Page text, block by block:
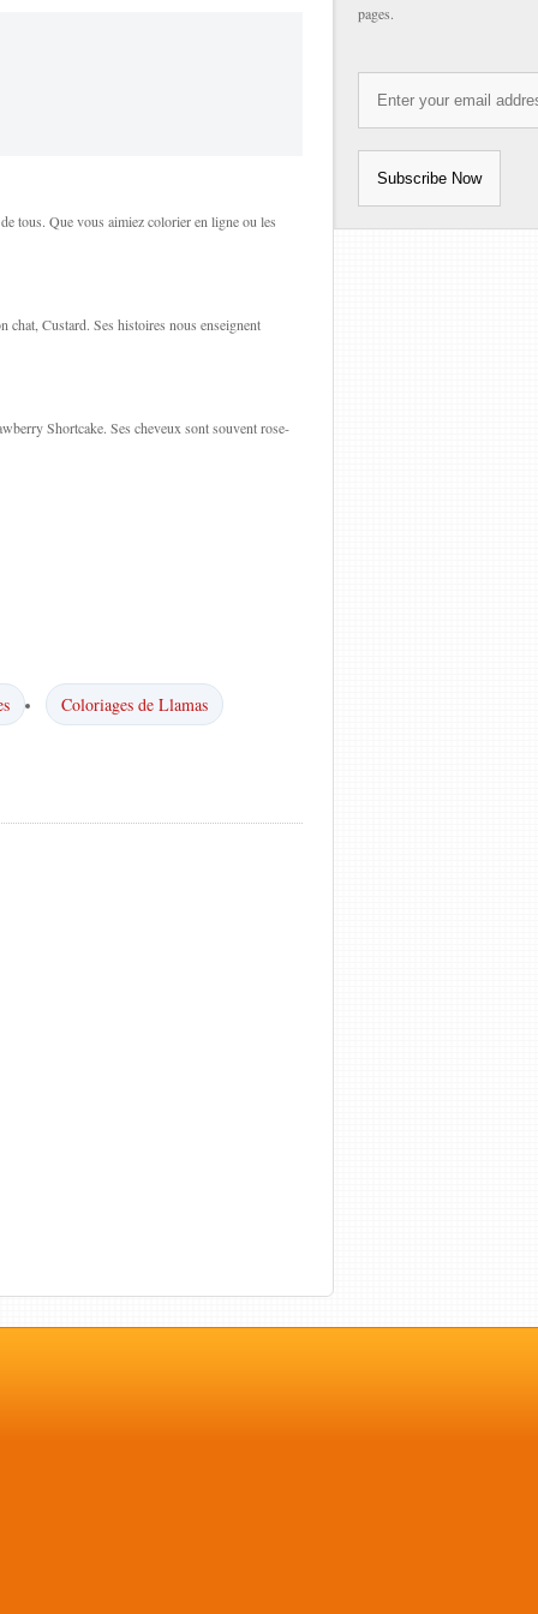
tous. Que vous aimiez colorier en ligne ou les
chat, Custard. Ses histoires nous enseignent
Shortcake. Ses cheveux sont souvent rose-
Coloriages de Llamas
pages.